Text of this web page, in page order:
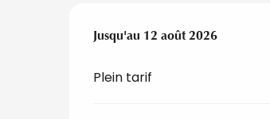
Du21 mai 2025au12 août 2026
Jusqu'au 12 août 2026
Plein tarif